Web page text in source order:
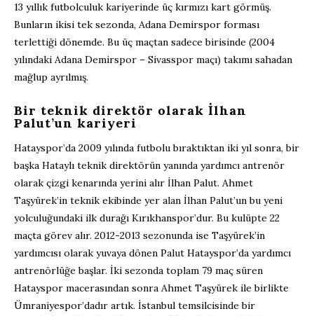
13 yıllık futbolculuk kariyerinde üç kırmızı kart görmüş.
Bunların ikisi tek sezonda, Adana Demirspor forması
terlettiği dönemde. Bu üç maçtan sadece birisinde (2004
yılındaki Adana Demirspor – Sivasspor maçı) takımı sahadan
mağlup ayrılmış.
Bir teknik direktör olarak İlhan
Palut’un kariyeri
Hatayspor’da 2009 yılında futbolu bıraktıktan iki yıl sonra, bir
başka Hataylı teknik direktörün yanında yardımcı antrenör
olarak çizgi kenarında yerini alır İlhan Palut. Ahmet
Taşyürek’in teknik ekibinde yer alan İlhan Palut’un bu yeni
yolculuğundaki ilk durağı Kırıkhanspor’dur. Bu kulüpte 22
maçta görev alır. 2012-2013 sezonunda ise Taşyürek’in
yardımcısı olarak yuvaya dönen Palut Hatayspor’da yardımcı
antrenörlüğe başlar. İki sezonda toplam 79 maç süren
Hatayspor macerasından sonra Ahmet Taşyürek ile birlikte
Ümraniyespor’dadır artık. İstanbul temsilcisinde bir